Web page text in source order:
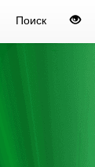
Поиск